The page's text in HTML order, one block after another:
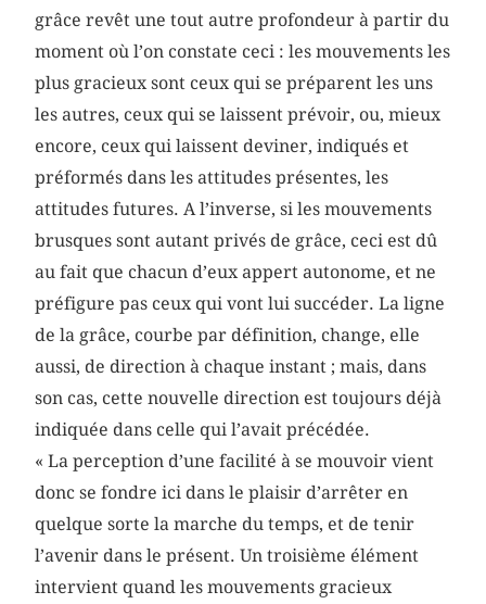
grâce revêt une tout autre profondeur à partir du
moment où l’on constate ceci : les mouvements les
plus gracieux sont ceux qui se préparent les uns
les autres, ceux qui se laissent prévoir, ou, mieux
encore, ceux qui laissent deviner, indiqués et
préformés dans les attitudes présentes, les
attitudes futures. A l’inverse, si les mouvements
brusques sont autant privés de grâce, ceci est dû
au fait que chacun d’eux appert autonome, et ne
préfigure pas ceux qui vont lui succéder. La ligne
de la grâce, courbe par définition, change, elle
aussi, de direction à chaque instant ; mais, dans
son cas, cette nouvelle direction est toujours déjà
indiquée dans celle qui l’avait précédée.
« La perception d’une facilité à se mouvoir vient
donc se fondre ici dans le plaisir d’arrêter en
quelque sorte la marche du temps, et de tenir
l’avenir dans le présent. Un troisième élément
intervient quand les mouvements gracieux